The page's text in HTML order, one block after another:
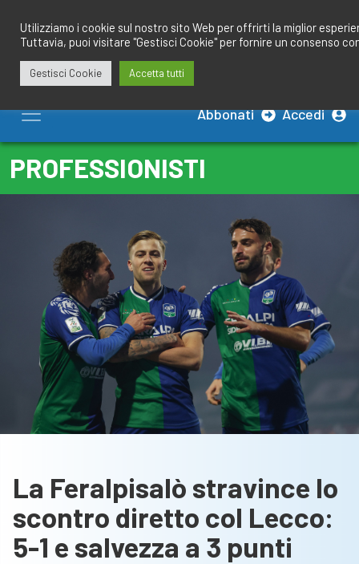
contenuto
Abbonati Accedi
PROFESSIONISTI
La Feralpisalò stravince lo
scontro diretto col Lecco:
5-1 e salvezza a 3 punti
Utilizziamo i cookie sul nostro sito Web per offrirti la miglior
Tuttavia, puoi visitare "Gestisci Cookie" per fornire un consenso
Gestisci Cookie Accetta tutti